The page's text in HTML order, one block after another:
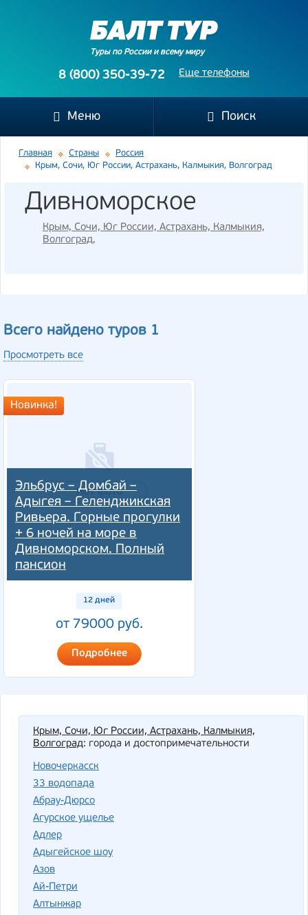
Туры по России и всему миру
Еще телефоны
8 (800) 350-39-72
Меню Поиск
Главная Страны
Россия
Крым, Сочи, Юг России, Астрахань, Калмыкия, Волгоград
Дивноморское
Крым, Сочи, Юг России, Астрахань, Калмыкия,
Волгоград,
Всего найдено туров 1
Просмотреть все
Эльбрус – Домбай –
Адыгея – Геленджикская
Ривьера. Горные прогулки
+ 6 ночей на море в
Дивноморском. Полный
пансион
Новинка!
12 дней
от 79000 руб.
Подробнее
Крым, Сочи, Юг России, Астрахань, Калмыкия,
Волгоград: города и достопримечательности
Новочеркасск
33 водопада
Абрау-Дюрсо
Агурское ущелье
Адлер
Адыгейское шоу
Азов
Ай-Петри
Алтынжар